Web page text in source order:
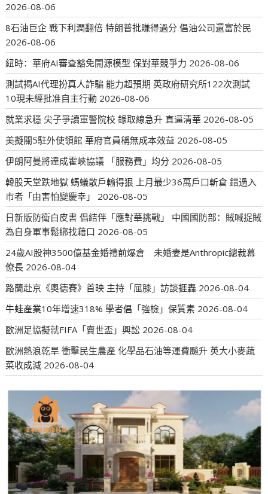
2026-08-06
8石油巨企 戰下利潤翻倍 特朗普批賺得過分 倡油公司還富於民
2026-08-06
紐時：華府AI審查豁免開源模型 保對華競爭力 2026-08-06
測試揭AI代理扮真人詐騙 能力超預期 英政府研究所122次測試
10現未經批准自主行動 2026-08-06
就業求穩 尖子爭讀軍警院校 錄取線急升 直逼清華 2026-08-05
美擬關5駐外使領館 華府官員稱無成本效益 2026-08-05
伊朗阿曼將達成霍峽協議 「服務費」均分 2026-08-05
韓股天堂跌地獄 螞蟻散戶輸得狠 上月最少36萬戶口斬倉 錯過入
市者「由害怕變慶幸」
2026-08-05
日新版防衛白皮書 倡結伴「應對華挑戰」 中國國防部：賊喊捉賊
為自身軍事鬆綁找藉口 2026-08-05
24歲AI股神3500億基金婚禮前爆倉 未婚妻是Anthropic總裁幕
僚長 2026-08-04
路蘭赴京《奧德賽》首映 主持「屈膝」訪談捱轟 2026-08-04
牛蛙產業10年增速318% 學者倡「強檢」保質素 2026-08-04
歐洲足協擬就FIFA「賣世盃」興訟 2026-08-04
歐洲熱浪乾旱 衝擊民生農產 化學品石油等運費飈升 英大小麥蔬
菜收成減 2026-08-04